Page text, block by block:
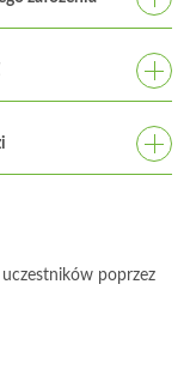
strategii
i jego
mojej firmy mogę
poprzez